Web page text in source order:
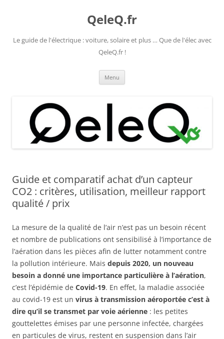
QeleQ.fr
Le guide de l'électrique : voiture, solaire et plus … Que de l'élec avec
QeleQ.fr !
Menu
Guide et comparatif achat d’un capteur
CO2 : critères, utilisation, meilleur rapport
qualité / prix
La mesure de la qualité de l’air n’est pas un besoin récent
et nombre de publications ont sensibilisé à l’importance de
l’aération dans les pièces afin de lutter notamment contre
la pollution intérieure. Mais depuis 2020, un nouveau
besoin a donné une importance particulière à l’aération,
c’est l’épidémie de Covid-19. En effet, la maladie associée
au covid-19 est un virus à transmission aéroportée c’est à
dire qu’il se transmet par voie aérienne : les petites
gouttelettes émises par une personne infectée, chargées
en particules de virus, restent en suspension dans l’air